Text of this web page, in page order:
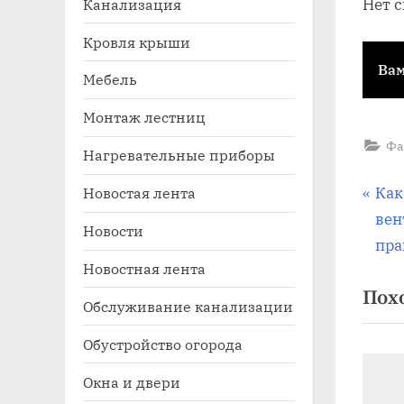
sub-
Нет
по
П
р
е
ы
д
Кровля крыши
Мебель
Монтаж лестниц
Нагревательные приборы
Новостая лента
Новости
Новостная лента
Обслуживание канализации
Обустройство огорода
Окна и двери